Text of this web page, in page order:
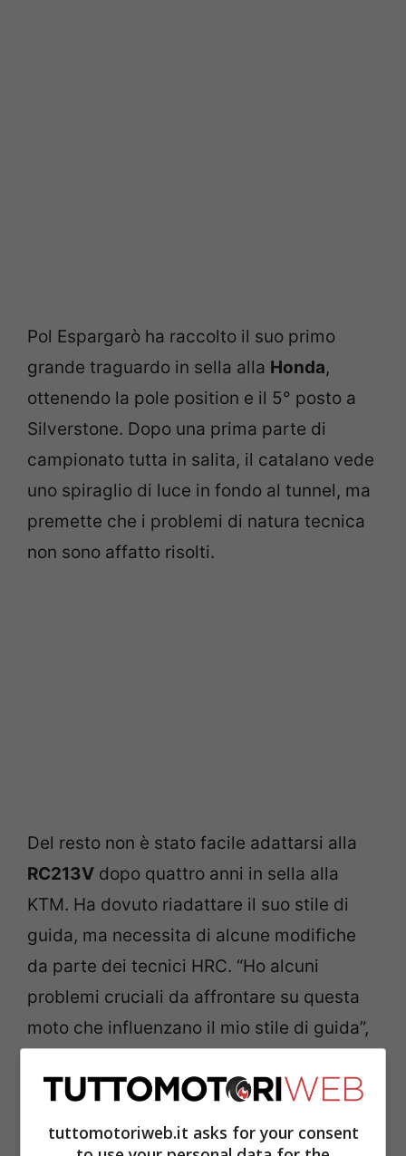
Pol Espargarò ha raccolto il suo primo
grande traguardo in sella alla Honda,
ottenendo la pole position e il 5° posto a
Silverstone. Dopo una prima parte di
campionato tutta in salita, il catalano vede
uno spiraglio di luce in fondo al tunnel, ma
premette che i problemi di natura tecnica
non sono affatto risolti.
Del resto non è stato facile adattarsi alla
RC213V dopo quattro anni in sella alla
KTM. Ha dovuto riadattare il suo stile di
guida, ma necessita di alcune modifiche
da parte dei tecnici HRC. “Ho alcuni
problemi cruciali da affrontare su questa
moto che influenzano il mio stile di guida”,
“Normalmente uso molto i freni posteriori,
nella classe 125 cc. Quindi in Moto2 ho
tuttomotoriweb.it asks for your consent